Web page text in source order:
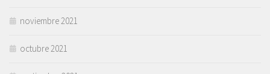
noviembre 2021
octubre 2021